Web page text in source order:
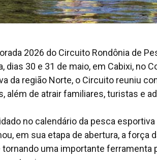
2026 do Circuito Rondônia de
dias 30 e 31 de maio, em Cabixi, no
da região Norte, o Circuito reuniu
além de atrair familiares, turistas e
no calendário da pesca
em sua etapa de abertura, a força
uma importante ferramenta